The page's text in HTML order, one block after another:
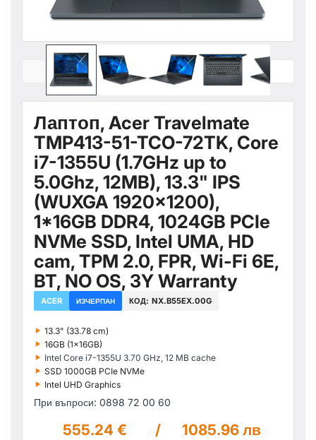
Лаптоп, Acer Travelmate
TMP413-51-TCO-72TK, Core
i7-1355U (1.7GHz up to
5.0Ghz, 12MB), 13.3" IPS
(WUXGA 1920x1200),
1*16GB DDR4, 1024GB PCIe
NVMe SSD, Intel UMA, HD
cam, TPM 2.0, FPR, Wi-Fi 6E,
BT, NO OS, 3Y Warranty
ACER ИЗЧЕРПАН КОД: NX.B55EX.00G
‣ 13.3" (33.78 cm)
‣ 16GB (1x16GB)
‣ Intel Core i7-1355U 3.70 GHz, 12 MB cache
‣ SSD 1000GB PCIe NVMe
‣ Intel UHD Graphics
При въпроси: 0898 72 00 60
555.24 € / 1085.96 лв